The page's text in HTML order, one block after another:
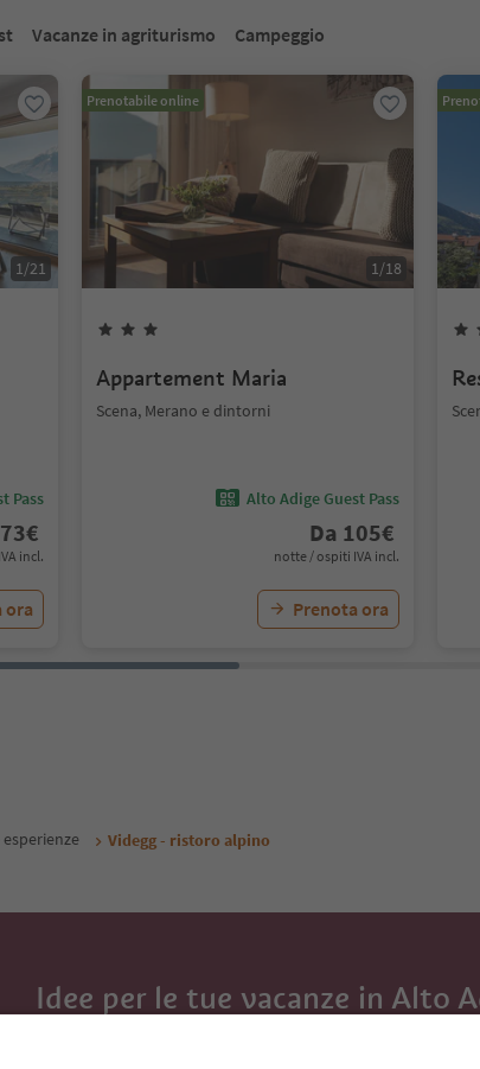
Vacanze in agriturismo Campeggio
1/21
Pass
€
incl.
ora
Prenotabile online
1/18
Appartement Maria
Scena, Merano e dintorni
Alto Adige Guest Pass
Da 105€
notte / ospiti IVA incl.
Prenota ora
Videgg - ristoro alpino
Idee per le tue vacanze in Alto